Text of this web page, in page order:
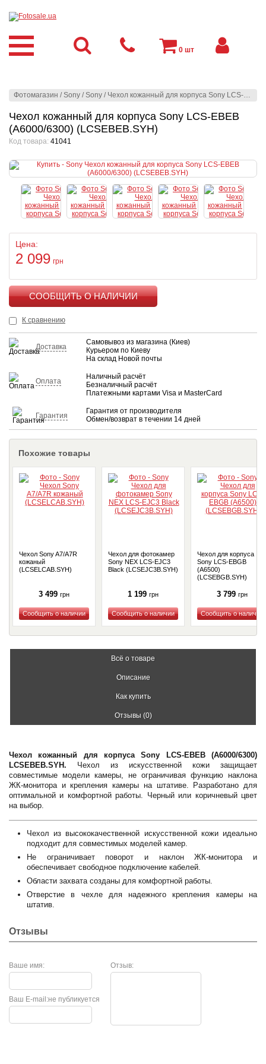
Фотомагазин /Sony /Sony / Чехол кожанный для корпуса Sony LCS-EBEB (A6000/6300) (LCSEBEB.SYH)
Чехол кожанный для корпуса Sony LCS-EBEB
(A6000/6300) (LCSEBEB.SYH)
Код товара: 41041
Цена:
2 099 грн
К сравнению
Доставка
Самовывоз из магазина (Киев)
Курьером по Киеву
На склад Новой почты
Оплата
Наличный расчёт
Безналичный расчёт
Платежными картами Visa и MasterCard
Гарантия
Гарантия от производителя
Обмен/возврат в течении 14 дней
Похожие товары
Чехол Sony A7/A7R
кожаный
(LCSELCAB.SYH)
3 499 грн
Купить
Чехол для фотокамер
Sony NEX LCS-EJC3
Black (LCSEJC3B.SYH)
1 199 грн
Купить
Чехол для корпуса
Sony LCS-EBGB
(A6500)
(LCSEBGB.SYH)
3 799 грн
Купить
Всё о товаре
Описание
Как купить
Отзывы (0)
Чехол кожанный для корпуса Sony LCS-EBEB (A6000/6300)
LCSEBEB.SYH. Чехол из искусственной кожи защищает
совместимые модели камеры, не ограничивая функцию наклона
ЖК-монитора и крепления камеры на штативе. Разработано для
оптимальной и комфортной работы. Черный или коричневый цвет
на выбор.
Чехол из высококачественной искусственной кожи идеально
подходит для совместимых моделей камер.
Не ограничивает поворот и наклон ЖК-монитора и
обеспечивает свободное подключение кабелей.
Области захвата созданы для комфортной работы.
Отверстие в чехле для надежного крепления камеры на
штатив.
Отзывы
Ваше имя: Отзыв:
не публикуется
Ваш E-mail:
0 шт